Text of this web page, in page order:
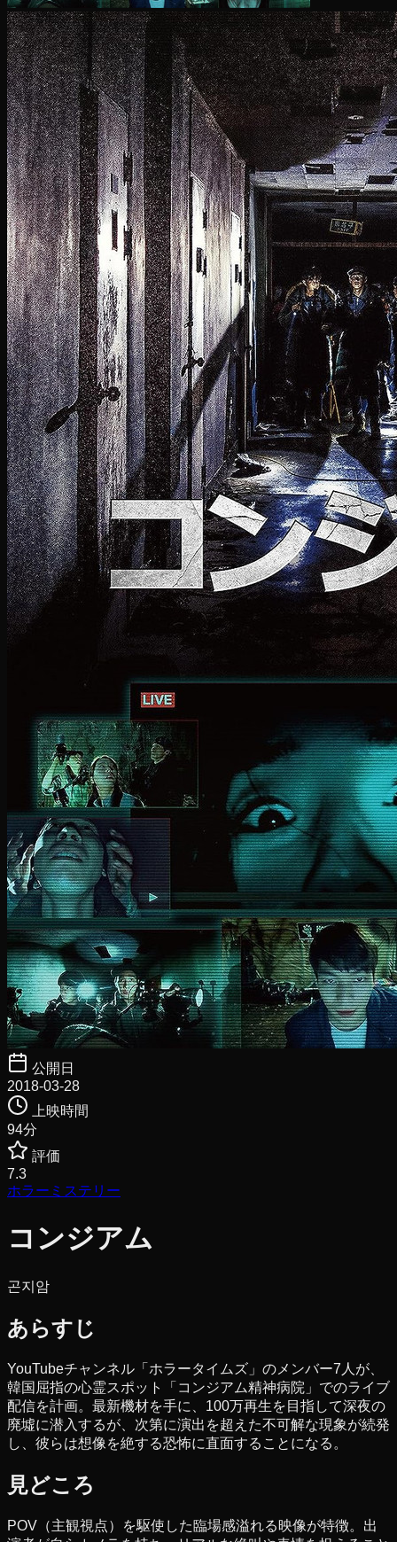
公開日
2018-03-28
上映時間
94分
評価
7.3
ホラー ミステリー
コンジアム
곤지암
あらすじ
YouTubeチャンネル「ホラータイムズ」のメンバー7人が、
韓国屈指の心霊スポット「コンジアム精神病院」でのライブ
配信を計画。最新機材を手に、100万再生を目指して深夜の
廃墟に潜入するが、次第に演出を超えた不可解な現象が続発
し、彼らは想像を絶する恐怖に直面することになる。
見どころ
POV（主観視点）を駆使した臨場感溢れる映像が特徴。出